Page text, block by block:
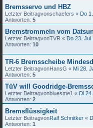
Bremsservo und HBZ
Letzter Beitragvonschaefers « Do
Antworten: 5
Bremstrommeln vom
Letzter BeitragvonTVR « Do 23. Jul
Antworten: 10
TR-6 Bremsscheibe
Letzter BeitragvonHansG « Mi 28.
Antworten: 5
TüV will Goodridge-
Letzter Beitragvonbluesme1 « Di
Antworten: 2
Bremsflüssigkeit
Letzter BeitragvonRalf Schnitker «
Antworten: 1